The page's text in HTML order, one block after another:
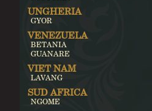
UNGHERIA
GYOR
VENEZUELA
BETANIA
GUANARE
VIET NAM
LAVANG
SUD AFRICA
NGOME